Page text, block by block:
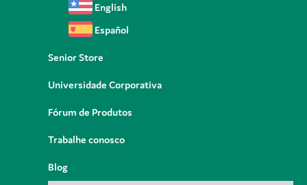
English
Español
Senior Store
Universidade Corporativa
Fórum de Produtos
Trabalhe conosco
Blog